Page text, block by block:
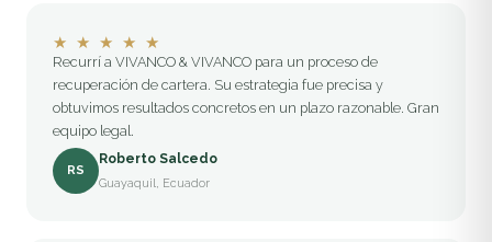
★ ★ ★ ★ ★
Recurrí a VIVANCO & VIVANCO para un proceso de
recuperación de cartera. Su estrategia fue precisa y
obtuvimos resultados concretos en un plazo razonable. Gran
equipo legal.
RS
Roberto Salcedo
Guayaquil, Ecuador